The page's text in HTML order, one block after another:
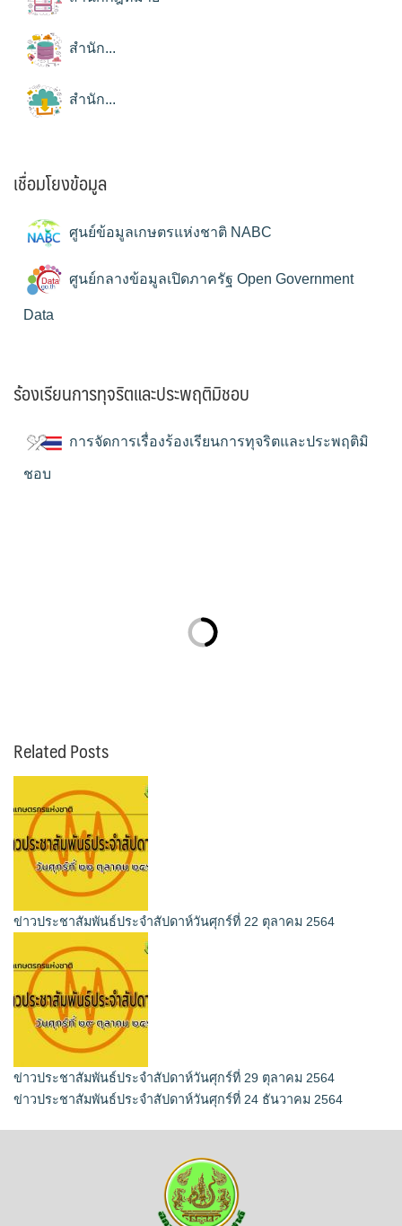
สำนัก...
สำนัก...
เชื่อมโยงข้อมูล
ศูนย์ข้อมูลเกษตรแห่งชาติ NABC
ศูนย์กลางข้อมูลเปิดภาครัฐ Open Government
Data
ร้องเรียนการทุจริตและประพฤติมิชอบ
การจัดการเรื่องร้องเรียนการทุจริตและประพฤติมิ
ชอบ
Related Posts
ข่าวประชาสัมพันธ์ประจำสัปดาห์วันศุกร์ที่ 22 ตุลาคม 2564
ข่าวประชาสัมพันธ์ประจำสัปดาห์วันศุกร์ที่ 29 ตุลาคม 2564
ข่าวประชาสัมพันธ์ประจำสัปดาห์วันศุกร์ที่ 24 ธันวาคม 2564